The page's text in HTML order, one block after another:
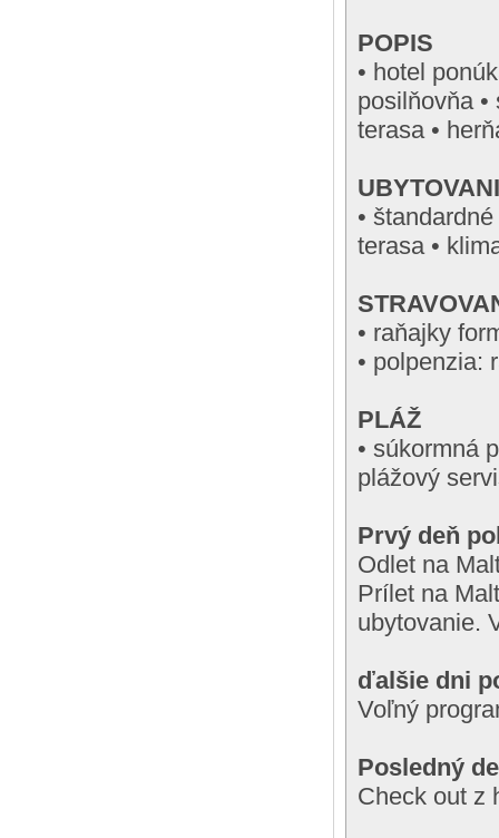
POPIS
• hotel
posilňovňa •
terasa •
•
terasa •
• raňajky
• polpenzia:
PLÁŽ
• súkormná
plážový
Prvý deň
Odlet na
Prílet na
ubytovanie.
ďalšie dni
Voľný
Posledný
Check out z